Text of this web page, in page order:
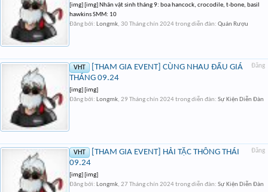
[img] [img] Nhân vật sinh tháng 9: boa hancock, crocodile, t-bone, basil
hawkins SMM: 10
Đăng bởi: Longmk, 30 Tháng chín 2024trong diễn đàn: Quán Rượu
Đăng
VHT
[THAM GIA EVENT] CÙNG NHAU ĐẤU GIÁ
THÁNG 09.24
[img] [img]
Đăng bởi: Longmk, 29 Tháng chín 2024trong diễn đàn: Sự Kiện Diễn Đàn
Đăng
VHT
[THAM GIA EVENT] HẢI TẶC THÔNG THÁI
09.24
[img] [img]
Đăng bởi: Longmk, 27 Tháng chín 2024trong diễn đàn: Sự Kiện Diễn Đàn